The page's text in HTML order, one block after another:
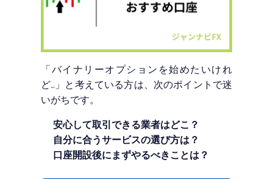
「バイナリーオプションを始めたいけれ
ど…」と考えている方は、次のポイントで迷
いがちです。
安心して取引できる業者はどこ？
自分に合うサービスの選び方は？
口座開設後にまずやるべきことは？